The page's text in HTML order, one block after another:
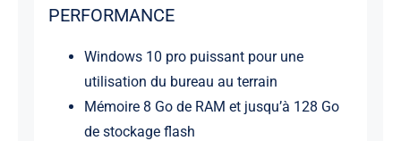
PERFORMANCE
Windows 10 pro puissant pour une
utilisation du bureau au terrain
Mémoire 8 Go de RAM et jusqu’à 128 Go
de stockage flash